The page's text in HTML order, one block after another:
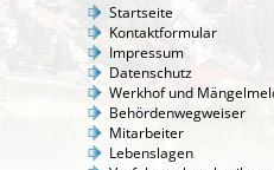
Startseite
Kontaktformular
Impressum
Datenschutz
Werkhof und
Behördenwegweiser
Mitarbeiter
Lebenslagen